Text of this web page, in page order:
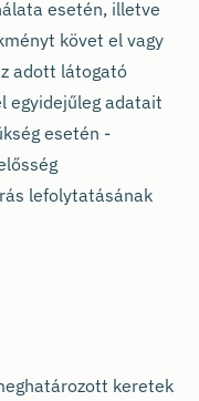
esetén, illetve
követ el vagy
adott látogató
egyidejűleg adatait
esetén -
lefolytatásának
keretek